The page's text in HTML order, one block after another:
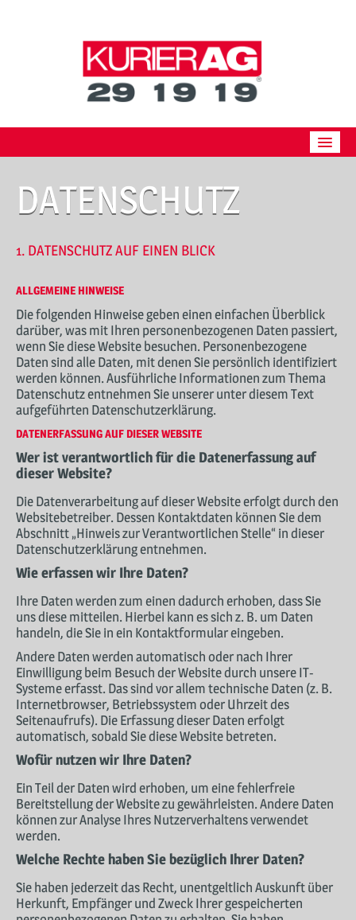
BESTELLUNG
JOBS
DOWNLOAD
SERVICE
WERBUNG
KONTAKT
DATENSCHUTZ
1. DATENSCHUTZ AUF EINEN BLICK
ALLGEMEINE HINWEISE
Die folgenden Hinweise geben einen einfachen Überblick
darüber, was mit Ihren personenbezogenen Daten passiert,
wenn Sie diese Website besuchen. Personenbezogene
Daten sind alle Daten, mit denen Sie persönlich identifiziert
werden können. Ausführliche Informationen zum Thema
Datenschutz entnehmen Sie unserer unter diesem Text
aufgeführten Datenschutzerklärung.
DATENERFASSUNG AUF DIESER WEBSITE
Wer ist verantwortlich für die Datenerfassung auf
dieser Website?
Die Datenverarbeitung auf dieser Website erfolgt durch den
Websitebetreiber. Dessen Kontaktdaten können Sie dem
Abschnitt „Hinweis zur Verantwortlichen Stelle“ in dieser
Datenschutzerklärung entnehmen.
Wie erfassen wir Ihre Daten?
Ihre Daten werden zum einen dadurch erhoben, dass Sie
uns diese mitteilen. Hierbei kann es sich z. B. um Daten
handeln, die Sie in ein Kontaktformular eingeben.
Andere Daten werden automatisch oder nach Ihrer
Einwilligung beim Besuch der Website durch unsere IT-
Systeme erfasst. Das sind vor allem technische Daten (z. B.
Internetbrowser, Betriebssystem oder Uhrzeit des
Seitenaufrufs). Die Erfassung dieser Daten erfolgt
automatisch, sobald Sie diese Website betreten.
Wofür nutzen wir Ihre Daten?
Ein Teil der Daten wird erhoben, um eine fehlerfreie
Bereitstellung der Website zu gewährleisten. Andere Daten
können zur Analyse Ihres Nutzerverhaltens verwendet
werden.
Welche Rechte haben Sie bezüglich Ihrer Daten?
Sie haben jederzeit das Recht, unentgeltlich Auskunft über
Herkunft, Empfänger und Zweck Ihrer gespeicherten